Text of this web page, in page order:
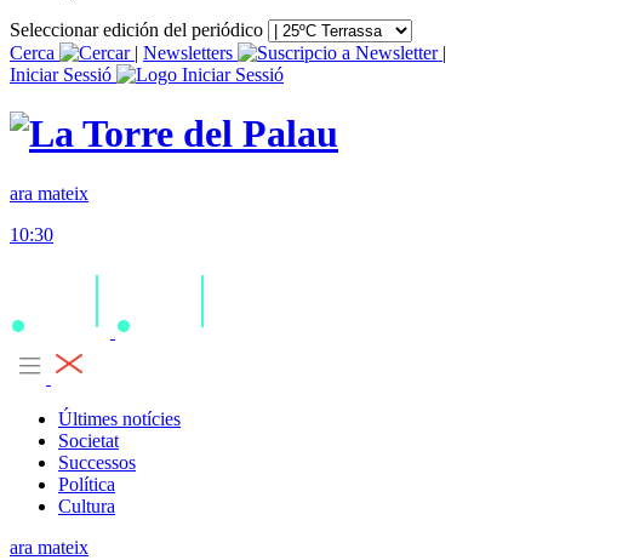
Seleccionar edición del periódico
Cerca
| Newsletters
|
Iniciar Sessió
ara mateix
10:30
Últimes notícies
Societat
Successos
Política
Cultura
ara mateix